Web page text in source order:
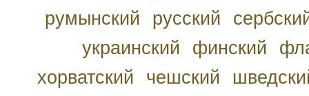
румынский
русский
украинский
финский
хорватский
чешский